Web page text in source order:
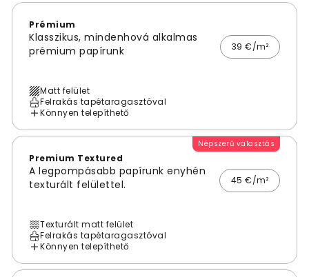
Prémium
Klasszikus, mindenhová alkalmas
prémium papírunk
39 €/m²
Matt felület
Felrakás tapétaragasztóval
Könnyen telepíthető
Népszerű választás
Premium Textured
A legpompásabb papírunk enyhén
texturált felülettel.
45 €/m²
Texturált matt felület
Felrakás tapétaragasztóval
Könnyen telepíthető